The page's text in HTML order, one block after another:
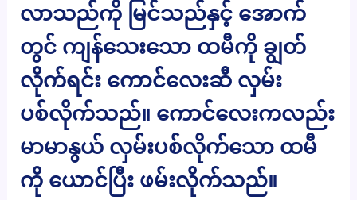
လာသည်ကို မြင်သည်နှင့် အောက်
တွင် ကျန်သေးသော ထမီကို ချွတ်
လိုက်ရင်း ကောင်လေးဆီ လှမ်း
ပစ်လိုက်သည်။ ကောင်လေးကလည်း
မာမာနွယ် လှမ်းပစ်လိုက်သော ထမီ
ကို ယောင်ပြီး ဖမ်းလိုက်သည်။